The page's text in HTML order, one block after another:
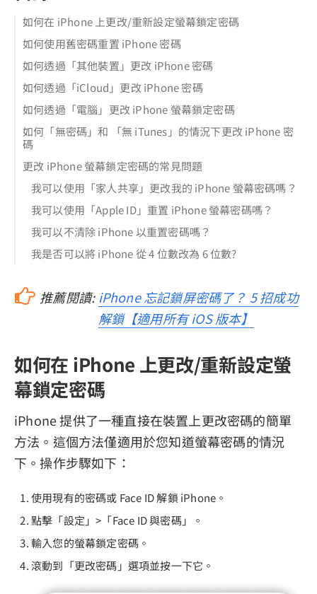
如何在 iPhone 上更改/重新設定螢幕鎖定密碼
如何使用舊密碼重置 iPhone 密碼
如何透過「其他裝置」更改 iPhone 密碼
如何透過「iCloud」更改 iPhone 密碼
如何透過「電腦」更改 iPhone 螢幕鎖定密碼
如何「無密碼」和 「無 iTunes」的情況下更改 iPhone 密
碼
更改 iPhone 螢幕鎖定密碼的常見問題
我可以使用「家人共享」更改我的 iPhone 螢幕密碼嗎？
我可以使用「Apple ID」重置 iPhone 螢幕密碼嗎？
我可以不清除 iPhone 以重置密碼嗎？
我是否可以將 iPhone 從 4 位數改為 6 位數?
推薦閱讀: iPhone 忘記鎖屏密碼了？ 5 招成功
解鎖【適用所有 iOS 版本】
如何在 iPhone 上更改/重新設定螢
幕鎖定密碼
iPhone 提供了一種直接在裝置上更改密碼的簡單
方法。這個方法僅適用於您知道螢幕密碼的情況
下。操作步驟如下：
使用現有的密碼或 Face ID 解鎖 iPhone。
點擊「設定」>「Face ID 與密碼」。
輸入您的螢幕鎖定密碼。
滾動到「更改密碼」選項並按一下它。